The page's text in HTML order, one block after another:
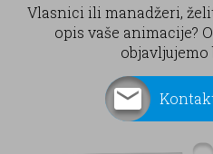
Vlasnici ili manadžeri,
opis vaše animacije?
objavljujemo